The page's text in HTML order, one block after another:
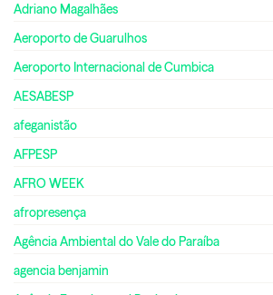
Adriano Magalhães
Aeroporto de Guarulhos
Aeroporto Internacional de Cumbica
AESABESP
afeganistão
AFPESP
AFRO WEEK
afropresença
Agência Ambiental do Vale do Paraíba
agencia benjamin